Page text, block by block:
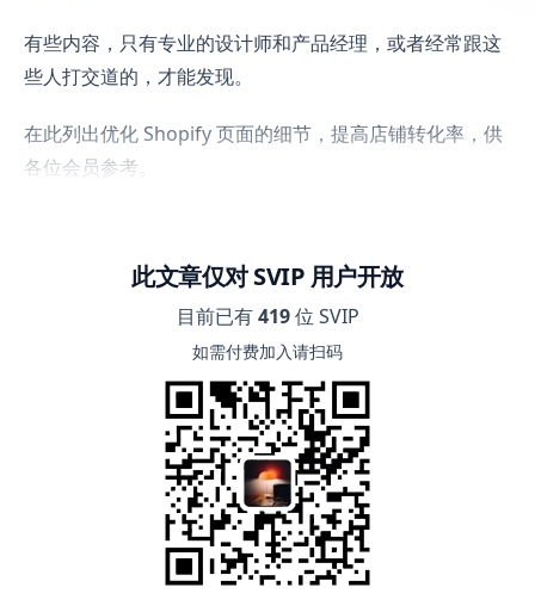
有些内容，只有专业的设计师和产品经理，或者经常跟这
些人打交道的，才能发现。
在此列出优化 Shopify 页面的细节，提高店铺转化率，供
各位会员参考。
此文章仅对 SVIP 用户开放
目前已有419位 SVIP
如需付费加入请扫码